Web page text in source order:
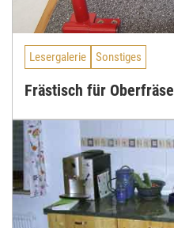
Lesergalerie Sonstiges
Frästisch für Oberfräse